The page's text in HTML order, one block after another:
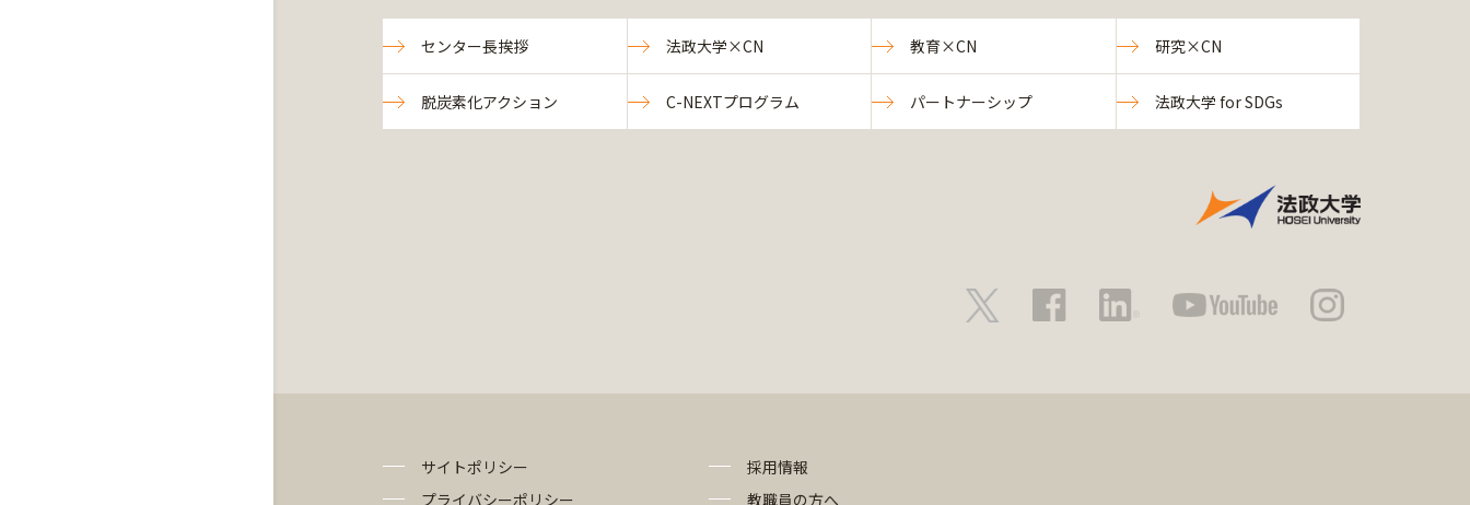
センター長挨拶 法政大学×CN 教育×CN 研究×CN
脱炭素化アクション C-NEXTプログラム パートナーシップ 法政大学 for SDGs
サイトポリシー
プライバシーポリシー
採用情報
教職員の方へ